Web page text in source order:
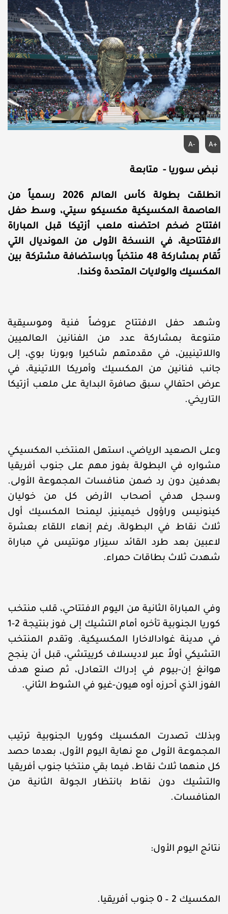
A+
A-
نبض سوريا - متابعة
انطلقت بطولة كأس العالم 2026 رسمياً من
العاصمة المكسيكية مكسيكو سيتي، وسط حفل
افتتاح ضخم احتضنه ملعب أزتيكا قبل المباراة
الافتتاحية، في النسخة الأولى من المونديال التي
تُقام بمشاركة 48 منتخباً وباستضافة مشتركة بين
المكسيك والولايات المتحدة وكندا.
وشهد حفل الافتتاح عروضاً فنية وموسيقية
متنوعة بمشاركة عدد من الفنانين العالميين
واللاتينيين، في مقدمتهم شاكيرا وبورنا بوي، إلى
جانب فنانين من المكسيك وأمريكا اللاتينية، في
عرض احتفالي سبق صافرة البداية على ملعب أزتيكا
التاريخي.
وعلى الصعيد الرياضي، استهل المنتخب المكسيكي
مشواره في البطولة بفوز مهم على جنوب أفريقيا
بهدفين دون رد ضمن منافسات المجموعة الأولى.
وسجل هدفي أصحاب الأرض كل من خوليان
كينونيس وراؤول خيمينيز، ليمنحا المكسيك أول
ثلاث نقاط في البطولة، رغم إنهاء اللقاء بعشرة
لاعبين بعد طرد القائد سيزار مونتيس في مباراة
شهدت ثلاث بطاقات حمراء.
وفي المباراة الثانية من اليوم الافتتاحي، قلب منتخب
كوريا الجنوبية تأخره أمام التشيك إلى فوز بنتيجة 2-1
في مدينة غوادالاخارا المكسيكية. وتقدم المنتخب
التشيكي أولاً عبر لاديسلاف كرييتشي، قبل أن ينجح
هوانغ إن-بيوم في إدراك التعادل، ثم صنع هدف
الفوز الذي أحرزه أوه هيون-غيو في الشوط الثاني.
وبذلك تصدرت المكسيك وكوريا الجنوبية ترتيب
المجموعة الأولى مع نهاية اليوم الأول، بعدما حصد
كل منهما ثلاث نقاط، فيما بقي منتخبا جنوب أفريقيا
والتشيك دون نقاط بانتظار الجولة الثانية من
المنافسات.
نتائج اليوم الأول:
المكسيك 2 – 0 جنوب أفريقيا.